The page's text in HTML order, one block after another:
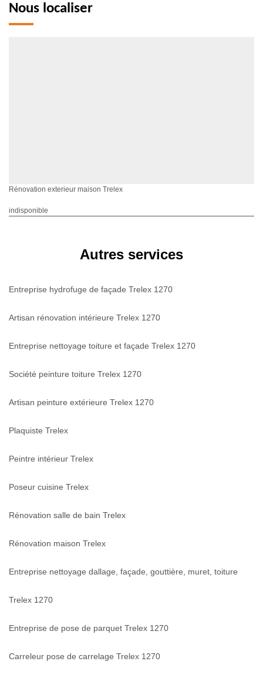
Nous localiser
Rénovation exterieur maison Trelex
indisponible
Autres services
Entreprise hydrofuge de façade Trelex 1270
Artisan rénovation intérieure Trelex 1270
Entreprise nettoyage toiture et façade Trelex 1270
Société peinture toiture Trelex 1270
Artisan peinture extérieure Trelex 1270
Plaquiste Trelex
Peintre intérieur Trelex
Poseur cuisine Trelex
Rénovation salle de bain Trelex
Rénovation maison Trelex
Entreprise nettoyage dallage, façade, gouttière, muret, toiture
Trelex 1270
Entreprise de pose de parquet Trelex 1270
Carreleur pose de carrelage Trelex 1270